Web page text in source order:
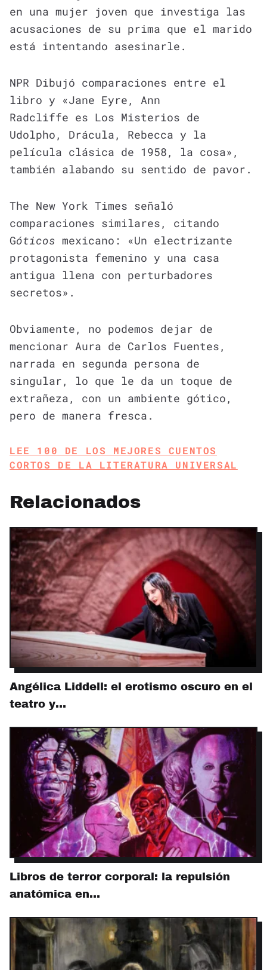
en una mujer joven que investiga las
acusaciones de su prima que el marido
está intentando asesinarle.
NPR Dibujó comparaciones entre el
libro y «Jane Eyre, Ann
Radcliffe es Los Misterios de
Udolpho, Drácula, Rebecca y la
película clásica de 1958, la cosa»,
también alabando su sentido de pavor.
The New York Times señaló
comparaciones similares, citando
Góticos mexicano: «Un electrizante
protagonista femenino y una casa
antigua llena con perturbadores
secretos».
Obviamente, no podemos dejar de
mencionar Aura de Carlos Fuentes,
narrada en segunda persona de
singular, lo que le da un toque de
extrañeza, con un ambiente gótico,
pero de manera fresca.
LEE 100 DE LOS MEJORES CUENTOS
CORTOS DE LA LITERATURA UNIVERSAL
Relacionados
Angélica Liddell: el erotismo oscuro en el
teatro y…
Libros de terror corporal: la repulsión
anatómica en…